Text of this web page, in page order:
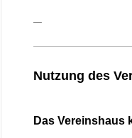
Nutzung des
Das Vereinshaus